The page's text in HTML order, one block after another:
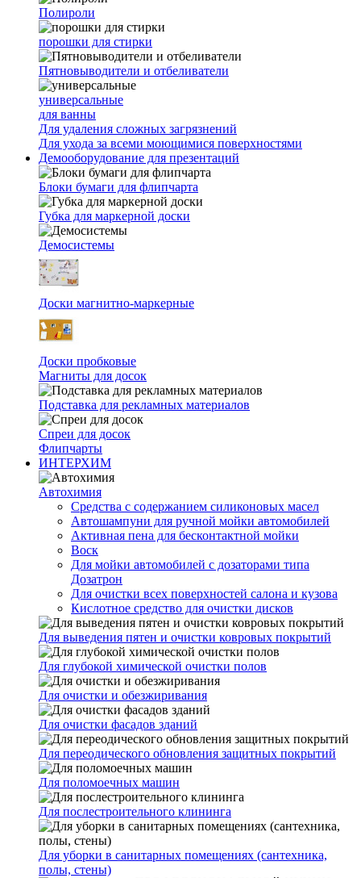
Полироли
порошки для стирки
Пятновыводители и отбеливатели
универсальные
для ванны
Для удаления сложных загрязнений
Для ухода за всеми моющимися поверхностями
Демооборудование для презентаций
Блоки бумаги для флипчарта
Губка для маркерной доски
Демосистемы
Доски магнитно-маркерные
Доски пробковые
Магниты для досок
Подставка для рекламных материалов
Спреи для досок
Флипчарты
ИНТЕРХИМ
Автохимия
Cредства с содержанием силиконовых масел
Автошампуни для ручной мойки автомобилей
Активная пена для бесконтактной мойки
Воск
Для мойки автомобилей с дозаторами типа
Дозатрон
Для очистки всех поверхностей салона и кузова
Кислотное средство для очистки дисков
Для выведения пятен и очистки ковровых покрытий
Для глубокой химической очистки полов
Для очистки и обезжиривания
Для очистки фасадов зданий
Для переодического обновления защитных покрытий
Для поломоечных машин
Для послестроительного клининга
Для уборки в санитарных помещениях (сантехника,
полы, стены)